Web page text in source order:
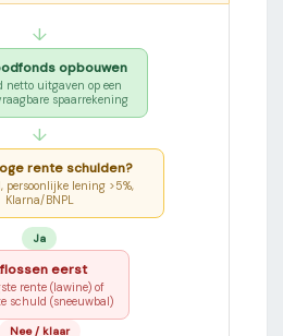
↓
opbouwen
netto uitgaven op een
spaarrekening
↓
rente schulden?
persoonlijke lening >5%,
Klarna/BNPL
Ja
eerst
rente (lawine) of
schuld (sneeuwbal)
Nee / klaar